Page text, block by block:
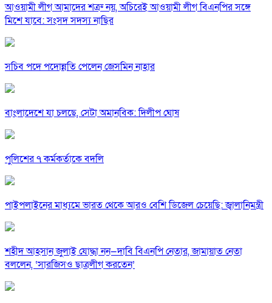
আওয়ামী লীগ আমাদের শত্রু নয়, অচিরেই আওয়ামী লীগ বিএনপির সঙ্গে
মিশে যাবে: সংসদ সদস্য নাছির
সচিব পদে পদোন্নতি পেলেন জেসমিন নাহার
বাংলাদেশে যা চলছে, সেটা অমানবিক: দিলীপ ঘোষ
পুলিশের ৭ কর্মকর্তাকে বদলি
পাইপলাইনের মাধ্যমে ভারত থেকে আরও বেশি ডিজেল চেয়েছি: জ্বালানিমন্ত্রী
শহীদ আহসান জুলাই যোদ্ধা নন—দাবি বিএনপি নেতার, জামায়াত নেতা
বললেন, ‘সারজিসও ছাত্রলীগ করতেন’